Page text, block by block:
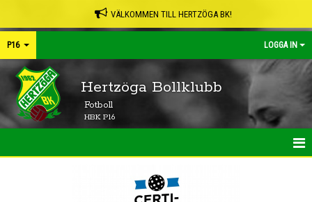
VÄLKOMMEN TILL HERTZÖGA BK!
P16 LOGGA IN
Hertzöga Bollklubb
Fotboll
HBK P16